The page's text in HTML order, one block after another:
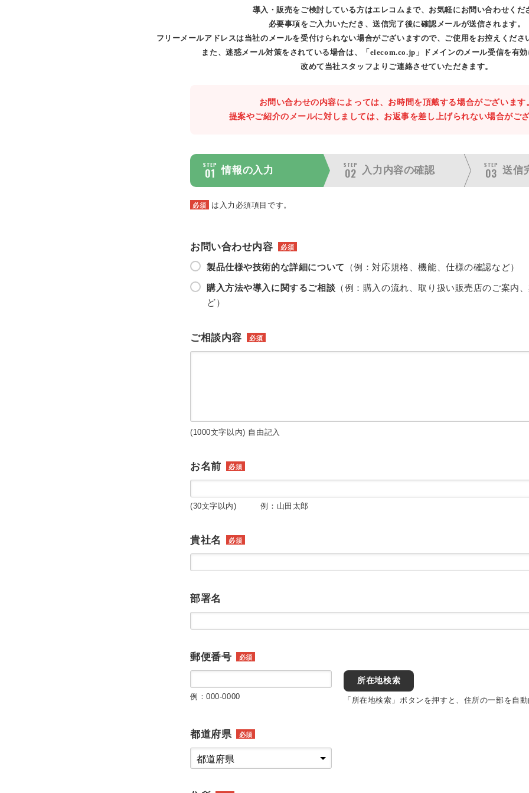
導入・販売をご検討している方はエレコムまで、お気軽にお問い合わせくだ
必要事項をご入力いただき、送信完了後に確認メールが送信されます。
フリーメールアドレスは当社のメールを受付けられない場合がございますので、ご使用をお控えくださ
また、迷惑メール対策をされている場合は、「elecom.co.jp」ドメインのメール受信を有効
改めて当社スタッフよりご連絡させていただきます。
お問い合わせの内容によっては、お時間を頂戴する場合がございます
提案やご紹介のメールに対しましては、お返事を差し上げられない場合がござ
STEP
01 情報の入力
STEP
02 入力内容の確認
STEP
03 送信
必須 は入力必須項目です。
お問い合わせ内容 必須
製品仕様や技術的な詳細について （例：対応規格、機能、仕様の確認など）
購入方法や導入に関するご相談 （例：購入の流れ、取り扱い販売店のご案内
ど）
ご相談内容 必須
(1000文字以内) 自由記入
お名前 必須
(30文字以内) 例：山田太郎
貴社名 必須
部署名
郵便番号 必須
例：000-0000
所在地検索
「所在地検索」ボタンを押すと、住所の一部を自動
都道府県 必須